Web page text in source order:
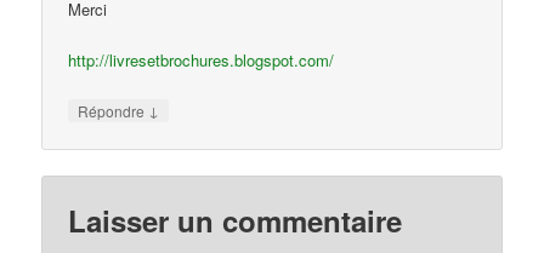
Merci
http://livresetbrochures.blogspot.com/
Répondre ↓
Laisser un commentaire